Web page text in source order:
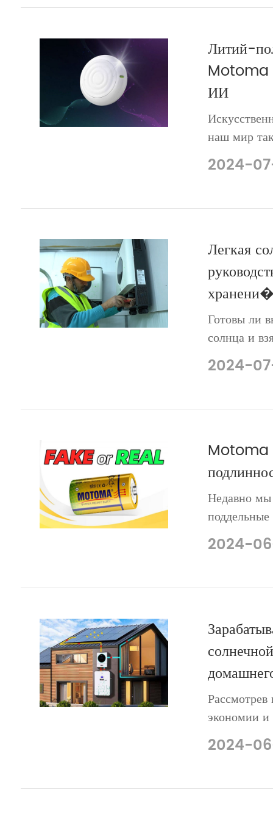
Литий-
Motoma
ИИ
наш мир
2024-
Легкая
Готовы ли
солнца и
вашего
домашней
сче...
2024-
Motoma
Недавно
рынках,
похожи на
2024-
экономии и
своего
2024-